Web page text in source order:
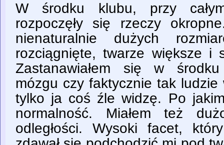
W środku klubu, przy
rozpoczęły się rzeczy
nienaturalnie dużych
rozciągnięte, twarze większe i
Zastanawiałem się w
mózgu czy faktycznie tak
tylko ja coś źle widzę. Po
normalność. Miałem też
odległości. Wysoki facet,